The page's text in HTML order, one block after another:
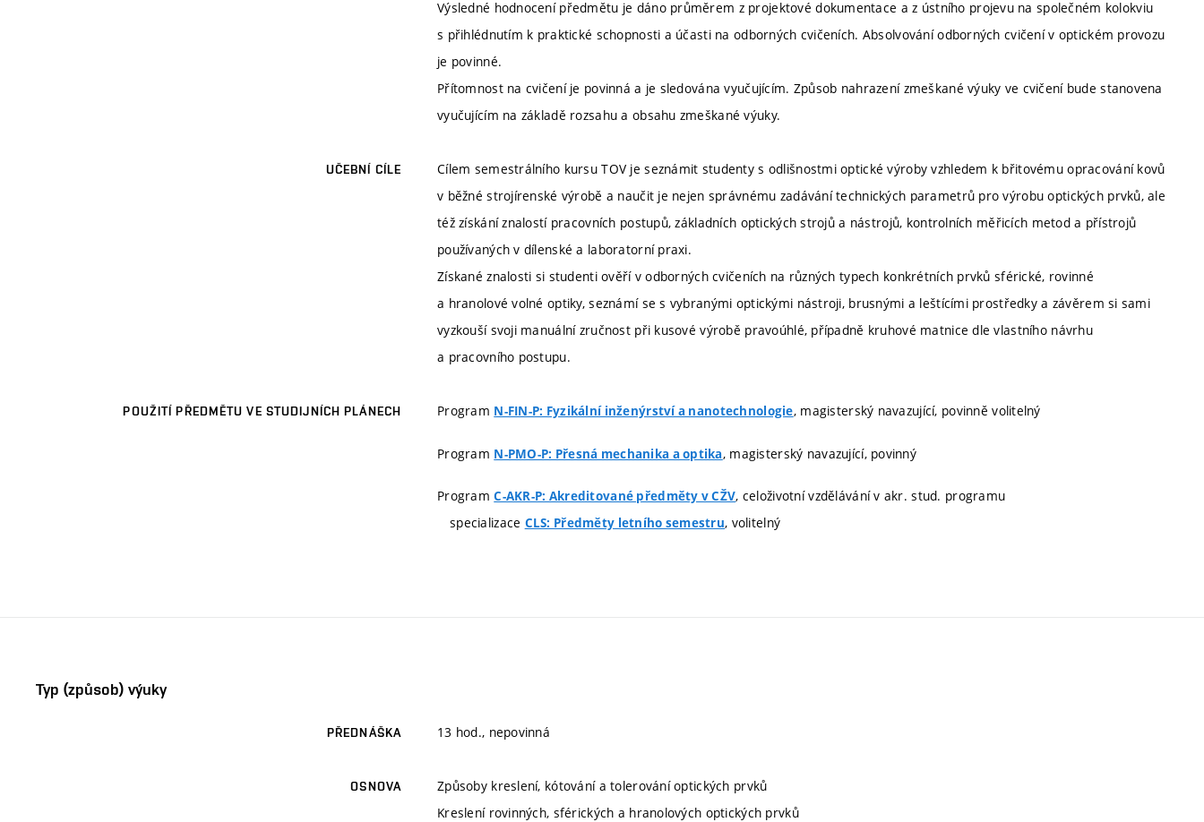
Výsledné hodnocení předmětu je dáno průměrem z projektové dokumentace a z ústního projevu na společném kolokviu
s přihlédnutím k praktické schopnosti a účasti na odborných cvičeních. Absolvování odborných cvičení v optickém provozu
je povinné.
Přítomnost na cvičení je povinná a je sledována vyučujícím. Způsob nahrazení zmeškané výuky ve cvičení bude stanovena
vyučujícím na základě rozsahu a obsahu zmeškané výuky.
UČEBNÍ CÍLE
Cílem semestrálního kursu TOV je seznámit studenty s odlišnostmi optické výroby vzhledem k břitovému opracování kovů
v běžné strojírenské výrobě a naučit je nejen správnému zadávání technických parametrů pro výrobu optických prvků, ale
též získání znalostí pracovních postupů, základních optických strojů a nástrojů, kontrolních měřicích metod a přístrojů
používaných v dílenské a laboratorní praxi.
Získané znalosti si studenti ověří v odborných cvičeních na různých typech konkrétních prvků sférické, rovinné
a hranolové volné optiky, seznámí se s vybranými optickými nástroji, brusnými a leštícími prostředky a závěrem si sami
vyzkouší svoji manuální zručnost při kusové výrobě pravoúhlé, případně kruhové matnice dle vlastního návrhu
a pracovního postupu.
POUŽITÍ PŘEDMĚTU VE STUDIJNÍCH PLÁNECH Program N-FIN-P: Fyzikální inženýrství a nanotechnologie, magisterský navazující, povinně volitelný
Program N-PMO-P: Přesná mechanika a optika, magisterský navazující, povinný
ProgramC-AKR-P: Akreditované předměty v CŽV, celoživotní vzdělávání v akr. stud. programu
specializace CLS: Předměty letního semestru, volitelný
Typ (způsob) výuky
PŘEDNÁŠKA 13 hod., nepovinná
OSNOVA
Způsoby kreslení, kótování a tolerování optických prvků
Kreslení rovinných, sférických a hranolových optických prvků